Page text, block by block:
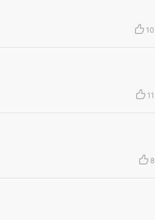
10
11
8